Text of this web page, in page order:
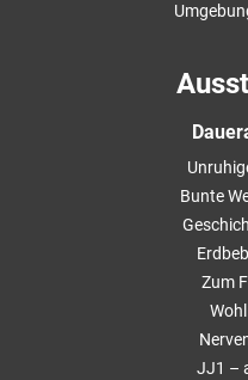
Bunte
Zum
JJ1 –